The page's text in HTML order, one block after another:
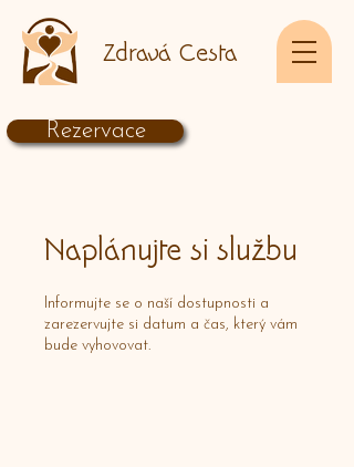
Rezervace
Zdravá Cesta
Naplánujte si službu
Informujte se o naší dostupnosti a
zarezervujte si datum a čas, který vám
bude vyhovovat.